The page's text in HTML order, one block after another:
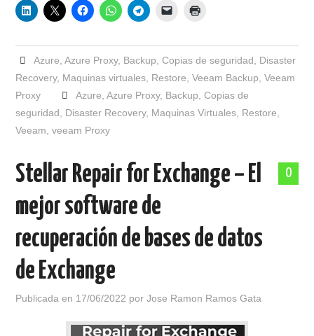
Azure Azure Proxy, Backup Copias de seguridad
Disaster
Recovery, Maquinas virtuales Restore ,Veeam Backup ,Veeam
Proxy
Azure Azure Proxy, Backup Copias de
seguridad
Disaster Recovery, Maquinas Virtuales Restore
Veeam ,veeam Proxy
0
Stellar Repair for Exchange – El
mejor software de
recuperación de bases de datos
de Exchange
Publicada en 17/06/2022 porJose Ramon Ramos Gata